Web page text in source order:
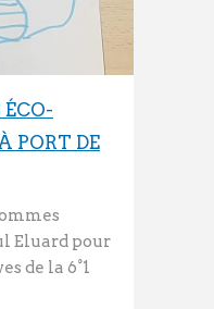
ÉCO-
PORT DE
Eluard pour
de la 6°1